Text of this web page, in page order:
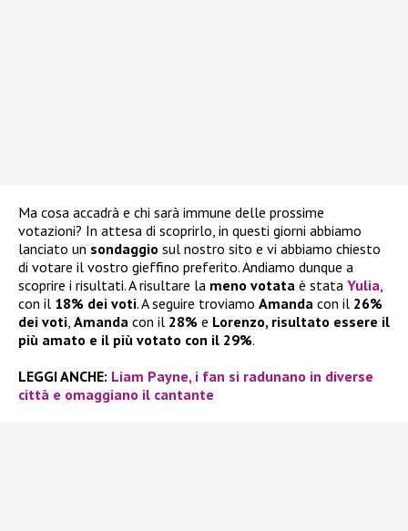
Ma cosa accadrà e chi sarà immune delle prossime
votazioni? In attesa di scoprirlo, in questi giorni abbiamo
lanciato un sondaggio sul nostro sito e vi abbiamo chiesto
di votare il vostro gieffino preferito. Andiamo dunque a
scoprire i risultati. A risultare la meno votata è stata Yulia,
con il 18% dei voti. A seguire troviamo Amanda con il 26%
dei voti, Amanda con il 28% e Lorenzo, risultato essere il
più amato e il più votato con il 29%.
LEGGI ANCHE: Liam Payne, i fan si radunano in diverse
città e omaggiano il cantante